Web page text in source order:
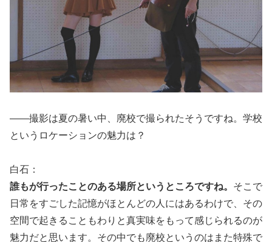
――撮影は夏の暑い中、廃校で撮られたそうですね。学校
というロケーションの魅力は？
白石：
誰もが行ったことのある場所というところですね。 そこで
日常をすごした記憶がほとんどの人にはあるわけで、その
空間で起きることもわりと真実味をもって感じられるのが
魅力だと思います。その中でも廃校というのはまた特殊で